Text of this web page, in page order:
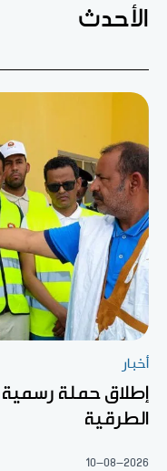
الأحدث
أخبار
إطلاق حملة
الطرقية
10-08-2026